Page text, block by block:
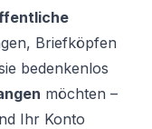
Briefköpfen
bedenkenlos
möchten –
Ihr Konto